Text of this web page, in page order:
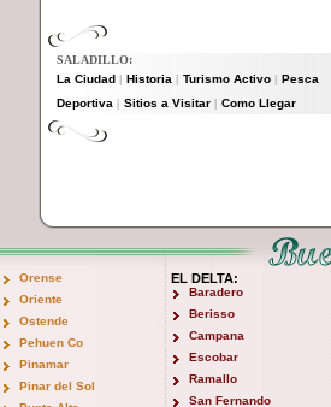
SALADILLO:
La Ciudad
Historia Turismo Activo
Pesca
Deportiva
Sitios a Visitar Como Llegar
Orense
Oriente
Ostende
Pehuen Co
Pinamar
Pinar del Sol
EL DELTA:
Baradero
Berisso
Campana
Escobar
Ramallo
San Fernando